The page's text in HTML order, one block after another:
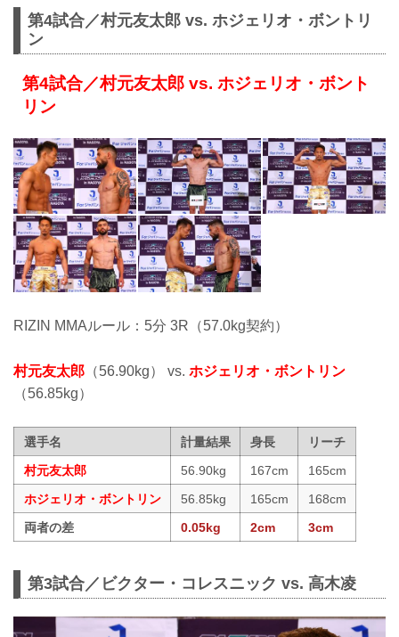
第4試合／村元友太郎 vs. ホジェリオ・ボントリ
ン
第4試合／村元友太郎 vs. ホジェリオ・ボント
リン
RIZIN MMAルール：5分 3R（57.0kg契約）
村元友太郎 （56.90kg） vs. ホジェリオ・ボントリン
（56.85kg）
選手名 計量結果 身長
リーチ
村元友太郎
56.90kg 167cm
165cm
ホジェリオ・ボントリン
56.85kg 165cm
168cm
両者の差
0.05kg 2cm 3cm
第3試合／ビクター・コレスニック vs. 高木凌